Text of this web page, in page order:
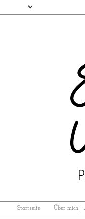
Startseite Über mich |